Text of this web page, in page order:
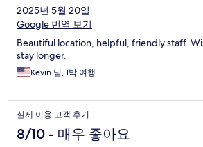
2025년 5월 20일
Google 번역 보기
Beautiful location, helpful, friendly staff.
stay longer.
Kevin 님, 1박 여행
실제 이용 고객 후기
8/10 - 매우 좋아요